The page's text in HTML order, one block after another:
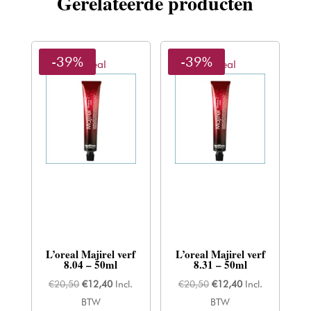
L'oreal
-39%
L’oreal Majirel verf
8.04 – 50ml
€20,50 Oorspronkelijke
prijs
€12,40Huidige
Incl.
BTW
L'oreal
-39%
L’oreal Majirel verf
8.31 – 50ml
€20,50 Oorspronkelijke
prijs
€12,40Huidige
Incl.
BTW